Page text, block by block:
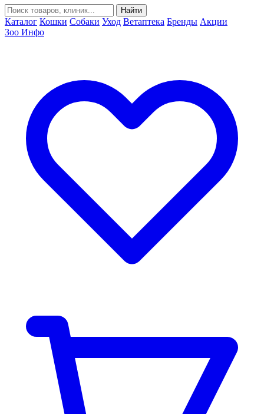
Найти
Каталог Кошки Собаки Уход Ветаптека Бренды Акции
Зоо Инфо